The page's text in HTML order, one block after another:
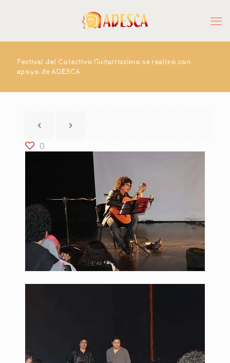
Festival del Colectivo Guitarrissimo se realizó con
apoyo de ADESCA
0